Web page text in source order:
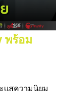
พร้อม
ะแสความนิยม